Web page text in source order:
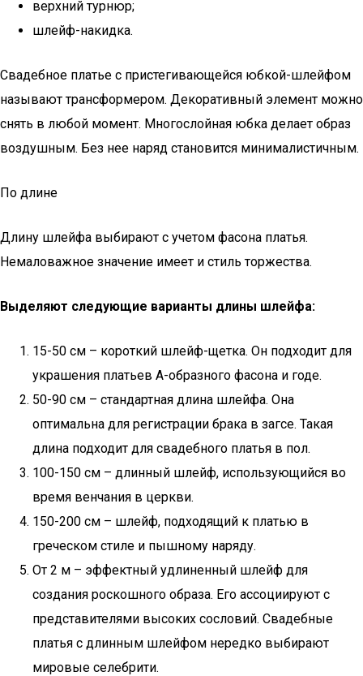
верхний турнюр;
шлейф-накидка.
Свадебное платье с пристегивающейся юбкой-шлейфом
называют трансформером. Декоративный элемент можно
снять в любой момент. Многослойная юбка делает образ
воздушным. Без нее наряд становится минималистичным.
По длине
Длину шлейфа выбирают с учетом фасона платья.
Немаловажное значение имеет и стиль торжества.
Выделяют следующие варианты длины шлейфа:
15-50 см – короткий шлейф-щетка. Он подходит для
украшения платьев А-образного фасона и годе.
50-90 см – стандартная длина шлейфа. Она
оптимальна для регистрации брака в загсе. Такая
длина подходит для свадебного платья в пол.
100-150 см – длинный шлейф, использующийся во
время венчания в церкви.
150-200 см – шлейф, подходящий к платью в
греческом стиле и пышному наряду.
От 2 м – эффектный удлиненный шлейф для
создания роскошного образа. Его ассоциируют с
представителями высоких сословий. Свадебные
платья с длинным шлейфом нередко выбирают
мировые селебрити.